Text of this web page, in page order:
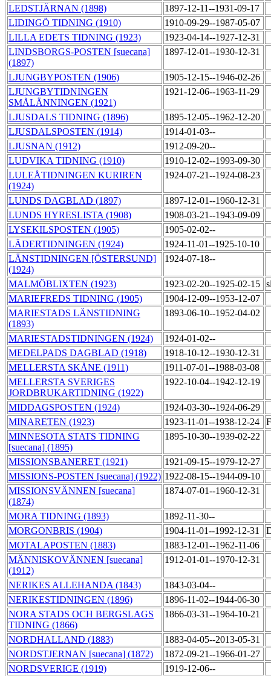
LEDSTJÄRNAN (1898)
1897-12-11--1931-09-17
LIDINGÖ TIDNING (1910)
1910-09-29--1987-05-07
LILLA EDETS TIDNING (1923)
1923-04-14--1927-12-31
LINDSBORGS-POSTEN [suecana]
(1897)
1897-12-01--1930-12-31
LJUNGBYPOSTEN (1906)
1905-12-15--1946-02-26
LJUNGBYTIDNINGEN
SMÅLÄNNINGEN (1921)
1921-12-06--1963-11-29
LJUSDALS TIDNING (1896)
1895-12-05--1962-12-20
LJUSDALSPOSTEN (1914)
1914-01-03--
LJUSNAN (1912)
1912-09-20--
LUDVIKA TIDNING (1910)
1910-12-02--1993-09-30
LULEÅTIDNINGEN KURIREN
(1924)
1924-07-21--1924-08-23
LUNDS DAGBLAD (1897)
1897-12-01--1960-12-31
LUNDS HYRESLISTA (1908)
1908-03-21--1943-09-09
LYSEKILSPOSTEN (1905)
1905-02-02--
LÄDERTIDNINGEN (1924)
1924-11-01--1925-10-10
LÄNSTIDNINGEN [ÖSTERSUND]
(1924)
1924-07-18--
MALMÖBLIXTEN (1923) 1923-02-20--1925-02-15
MARIEFREDS TIDNING (1905)
1904-12-09--1953-12-07
MARIESTADS LÄNSTIDNING
(1893)
1893-06-10--1952-04-02
MARIESTADSTIDNINGEN (1924)
1924-01-02--
MEDELPADS DAGBLAD (1918)
1918-10-12--1930-12-31
MELLERSTA SKÅNE (1911)
1911-07-01--1988-03-08
MELLERSTA SVERIGES
JORDBRUKARTIDNING (1922)
1922-10-04--1942-12-19
MIDDAGSPOSTEN (1924)
1924-03-30--1924-06-29
MINARETEN (1923)
1923-11-01--1938-12-24
MINNESOTA STATS TIDNING
[suecana] (1895)
1895-10-30--1939-02-22
MISSIONSBANERET (1921)
1921-09-15--1979-12-27
MISSIONS-POSTEN [suecana] (1922) 1922-08-15--1944-09-10
MISSIONSVÄNNEN [suecana]
(1874)
1874-07-01--1960-12-31
MORA TIDNING (1893)
1892-11-30--
MORGONBRIS (1904)
1904-11-01--1992-12-31
MOTALAPOSTEN (1883)
1883-12-01--1962-11-06
MÄNNISKOVÄNNEN [suecana]
(1912)
1912-01-01--1970-12-31
NERIKES ALLEHANDA (1843)
1843-03-04--
NERIKESTIDNINGEN (1896)
1896-11-02--1944-06-30
NORA STADS OCH BERGSLAGS
TIDNING (1866)
1866-03-31--1964-10-21
NORDHALLAND (1883)
1883-04-05--2013-05-31
NORDSTJERNAN [suecana] (1872)
1872-09-21--1966-01-27
NORDSVERIGE (1919)
1919-12-06--